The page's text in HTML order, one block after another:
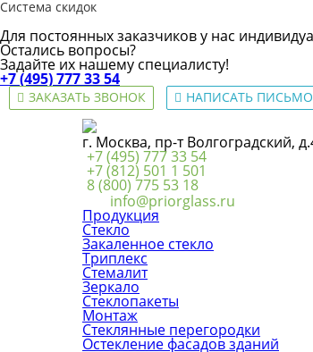
Система скидок
Для постоянных заказчиков у нас
Остались вопросы?
Задайте их нашему специалисту!
+7 (495) 777 33 54
ЗАКАЗАТЬ ЗВОНОК НАПИСАТЬ ПИСЬМО
г. Москва, пр-т Волгоградский,
+7 (495) 777 33 54
+7 (812) 501 1 501
8 (800) 775 53 18
info@priorglass.ru
Продукция
Стекло
Закаленное стекло
Триплекс
Стемалит
Зеркало
Стеклопакеты
Монтаж
Стеклянные перегородки
Остекление фасадов зданий